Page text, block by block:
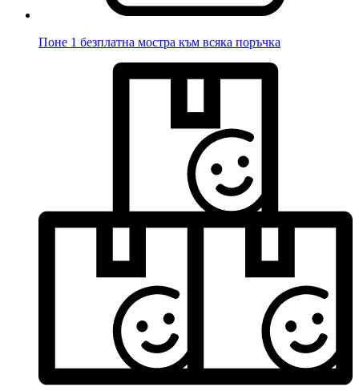
Поне 1 безплатна мостра към всяка поръчка